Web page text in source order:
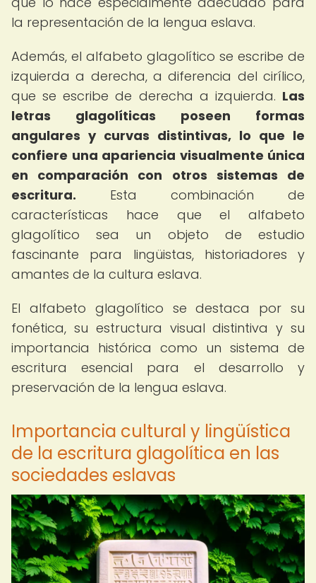
la representación de la lengua eslava.
Además, el alfabeto glagolítico se escribe de
izquierda a derecha, a diferencia del cirílico,
que se escribe de derecha a izquierda. Las
letras glagolíticas poseen formas
angulares y curvas distintivas, lo que le
confiere una apariencia visualmente única
en comparación con otros sistemas de
escritura. Esta combinación de
características hace que el alfabeto
glagolítico sea un objeto de estudio
fascinante para lingüistas, historiadores y
amantes de la cultura eslava.
El alfabeto glagolítico se destaca por su
fonética, su estructura visual distintiva y su
importancia histórica como un sistema de
escritura esencial para el desarrollo y
preservación de la lengua eslava.
Importancia cultural y lingüística
de la escritura glagolítica en las
sociedades eslavas